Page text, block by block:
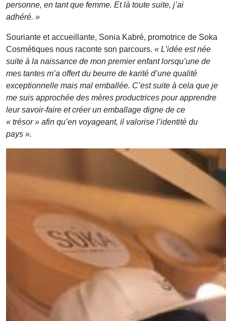
personne, en tant que femme. Et là toute suite, j’ai
adhéré. »
Souriante et accueillante, Sonia Kabré, promotrice de Soka
Cosmétiques nous raconte son parcours. « L’idée est née
suite à la naissance de mon premier enfant lorsqu’une de
mes tantes m’a offert du beurre de karité d’une qualité
exceptionnelle mais mal emballée. C’est suite à cela que je
me suis approchée des mères productrices pour apprendre
leur savoir-faire et créer un emballage digne de ce
« trésor » afin qu’en voyageant, il valorise l’identité du
pays ».